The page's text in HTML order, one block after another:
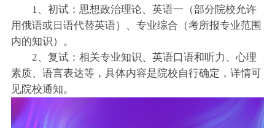
1、初试：思想政治理论、英语一（部分院校允许
用俄语或日语代替英语）、专业综合（考所报专业范围
内的知识）。
2、复试：相关专业知识、英语口语和听力、心理
素质、语言表达等，具体内容是院校自行确定，详情可
见院校通知。